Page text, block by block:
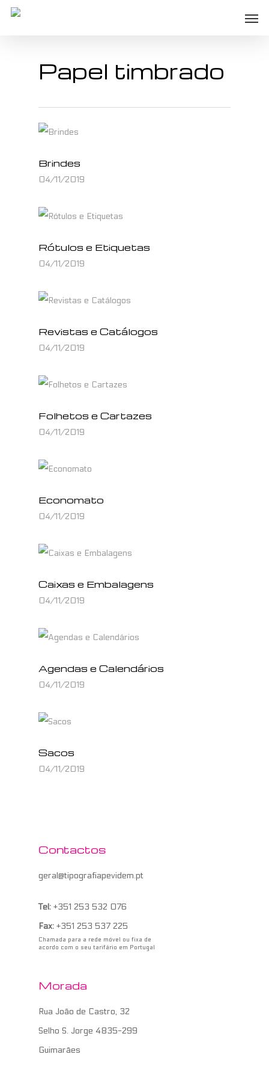
Skip
Papel timbrado
Brindes
04/11/2019
Rótulos e Etiquetas
04/11/2019
Revistas e Catálogos
04/11/2019
Folhetos e Cartazes
04/11/2019
Economato
04/11/2019
Caixas e Embalagens
04/11/2019
Agendas e Calendários
04/11/2019
Sacos
04/11/2019
Contactos
geral@tipografiapevidem.pt
Tel: +351 253 532 076
Fax: +351 253 537 225
Chamada para a rede móvel ou fixa de
acordo com o seu tarifário em Portugal
Morada
Rua João de Castro, 32
Selho S. Jorge 4835-299
Guimarães